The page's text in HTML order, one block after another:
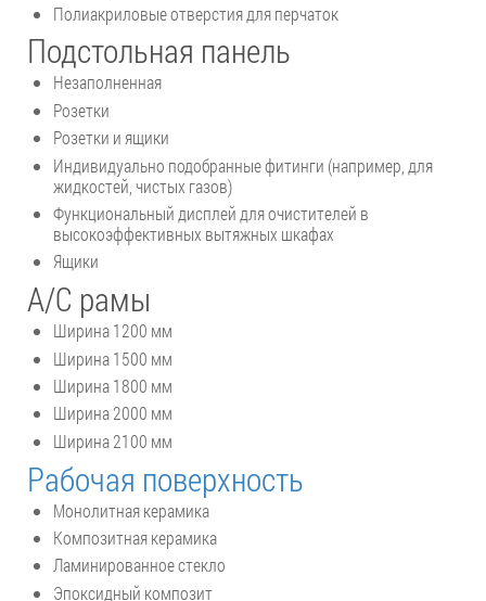
Полиакриловые отверстия для перчаток
Подстольная панель
Незаполненная
Розетки
Розетки и ящики
Индивидуально подобранные фитинги (например, для
жидкостей, чистых газов)
Функциональный дисплей для очистителей в
высокоэффективных вытяжных шкафах
Ящики
А/С рамы
Ширина 1200 мм
Ширина 1500 мм
Ширина 1800 мм
Ширина 2000 мм
Ширина 2100 мм
Рабочая поверхность
Монолитная керамика
Композитная керамика
Ламинированное стекло
Эпоксидный композит